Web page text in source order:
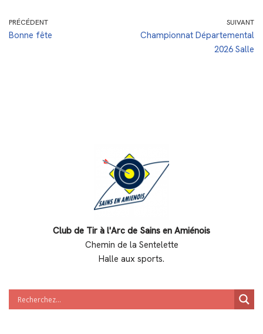
PRÉCÉDENT
Bonne fête
SUIVANT
Championnat Départemental
2026 Salle
Club de Tir à l'Arc de Sains en Amiénois
Chemin de la Sentelette
Halle aux sports.